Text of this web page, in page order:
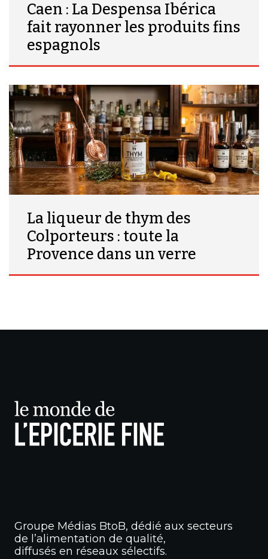
Caen : La Despensa Ibérica
fait rayonner les produits fins
espagnols
La liqueur de thym des
Colporteurs : toute la
Provence dans un verre
Groupe Médias BtoB, dédié aux secteurs
de l’alimentation de qualité,
diffusés en réseaux sélectifs.